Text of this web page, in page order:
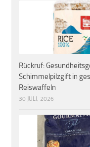
Rückruf:
Schimmelpilzgift in
Reiswaffeln
30 JULI, 2026